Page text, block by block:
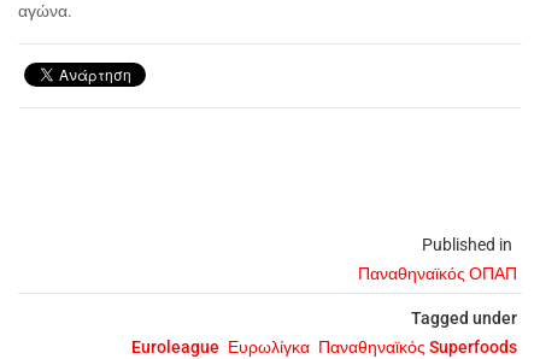
Published in
Παναθηναϊκός ΟΠΑΠ
Tagged under
Euroleague Ευρωλίγκα Παναθηναϊκός Superfoods
αγώνα.